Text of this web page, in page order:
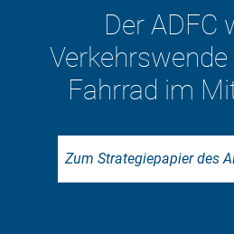
Der ADFC will
–
Fahrrad im
Zum Strategiepapier des ADFC